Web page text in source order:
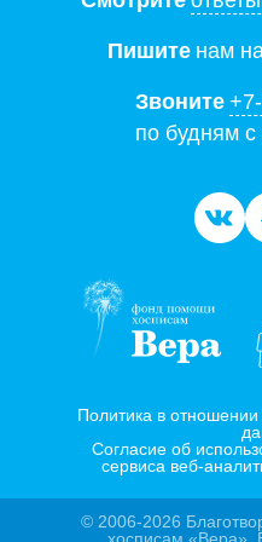
Пишите нам
Звоните
по будням
Политика в
Согласие об
сервиса веб-
© 2006-2026